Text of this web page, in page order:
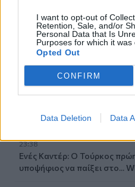
I want to opt-out of
Retention, Sale, and/or
Personal Data that Is
Purposes for which it was
Opted Out
CONFIRM
Data Deletion Data
το γλυκό αίμα, αλλά οι
00:31
Σητεία: Πυρκαγιά στα
φλόγες (Βίντεο)
23:55
Φάληρο - Εκκενώθηκε
23:38
Ενές Καντέρ: Ο Τούρκος
υποψήφιος να παίξει στο...